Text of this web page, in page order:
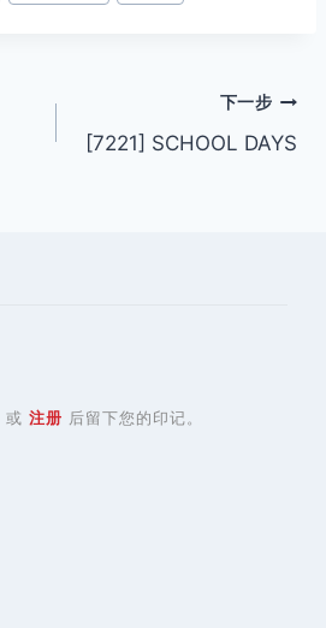
下一步
[7221] SCHOOL DAYS
或 注册 后留下您的印记。